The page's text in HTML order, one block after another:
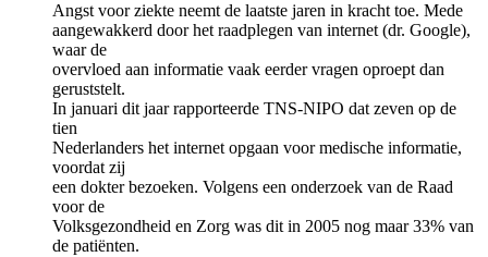
Angst voor ziekte neemt de laatste jaren in kracht toe. Mede
aangewakkerd door het raadplegen van internet (dr. Google),
waar de
overvloed aan informatie vaak eerder vragen oproept dan
geruststelt.
In januari dit jaar rapporteerde TNS-NIPO dat zeven op de
tien
Nederlanders het internet opgaan voor medische informatie,
voordat zij
een dokter bezoeken. Volgens een onderzoek van de Raad
voor de
Volksgezondheid en Zorg was dit in 2005 nog maar 33% van
de patiënten.